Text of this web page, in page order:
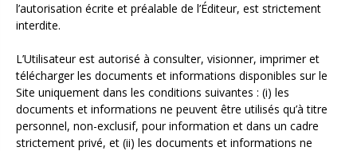
l’autorisation écrite et préalable de l’Éditeur, est strictement
interdite.
L’Utilisateur est autorisé à consulter, visionner, imprimer et
télécharger les documents et informations disponibles sur le
Site uniquement dans les conditions suivantes : (i) les
documents et informations ne peuvent être utilisés qu’à titre
personnel, non-exclusif, pour information et dans un cadre
strictement privé, et (ii) les documents et informations ne